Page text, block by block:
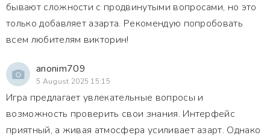
бывают сложности с продвинутыми вопросами, но это
только добавляет азарта. Рекомендую попробовать
всем любителям викторин!
anonim709
5 August 2025 15:15
Игра предлагает увлекательные вопросы и
возможность проверить свои знания. Интерфейс
приятный, а живая атмосфера усиливает азарт. Однако